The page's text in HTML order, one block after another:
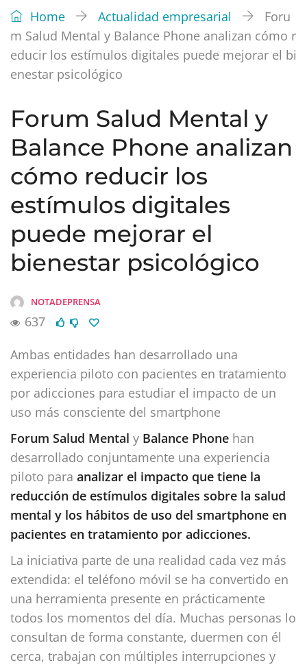
Home Actualidad empresarial
Foru
m Salud Mental y Balance Phone analizan cómo r
educir los estímulos digitales puede mejorar el bi
enestar psicológico
Forum Salud Mental y
Balance Phone analizan
cómo reducir los
estímulos digitales
puede mejorar el
bienestar psicológico
NOTADEPRENSA
637
Ambas entidades han desarrollado una
experiencia piloto con pacientes en tratamiento
por adicciones para estudiar el impacto de un
uso más consciente del smartphone
Forum Salud Mental y Balance Phone han
desarrollado conjuntamente una experiencia
piloto para analizar el impacto que tiene la
reducción de estímulos digitales sobre la salud
mental y los hábitos de uso del smartphone en
pacientes en tratamiento por adicciones.
La iniciativa parte de una realidad cada vez más
extendida: el teléfono móvil se ha convertido en
una herramienta presente en prácticamente
todos los momentos del día. Muchas personas lo
consultan de forma constante, duermen con él
cerca, trabajan con múltiples interrupciones y